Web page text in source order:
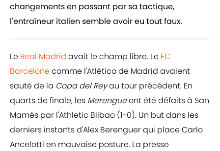
changements en passant par sa tactique,
l'entraîneur italien semble avoir eu tout faux.
Le Real Madrid avait le champ libre. Le FC
Barcelonecomme l'Atlético de Madrid avaient
sauté de la Copa del Reyau tour précédent. En
quarts de finale, les Merengueont été défaits à San
Mamés par l'Athletic Bilbao (1-0). Un but dans les
derniers instants d'Alex Berenguer qui place Carlo
Ancelotti en mauvaise posture. La presse